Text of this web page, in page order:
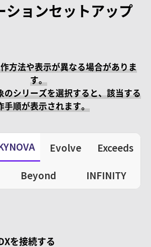
ションセットアップ
方法や表示が異なる場合がありま
す。
のシリーズを選択すると、該当する
手順が表示されます。
Evolve Exceeds
Beyond INFINITY
を接続する